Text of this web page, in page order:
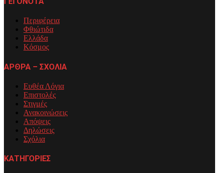
Περιφέρεια
Φθιώτιδα
Ελλάδα
Κόσμος
ΑΡΘΡΑ – ΣΧΟΛΙΑ
Ευθέα Λόγια
Επιστολές
Στιγμές
Ανακοινώσεις
Απόψεις
Δηλώσεις
Σχόλια
ΚΑΤΗΓΟΡΙΕΣ